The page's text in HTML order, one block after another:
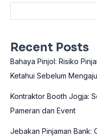
Recent Posts
Bahaya Pinjol: Risiko
Ketahui Sebelum
Kontraktor Booth Jogja:
Pameran dan Event
Jebakan Pinjaman Bank: